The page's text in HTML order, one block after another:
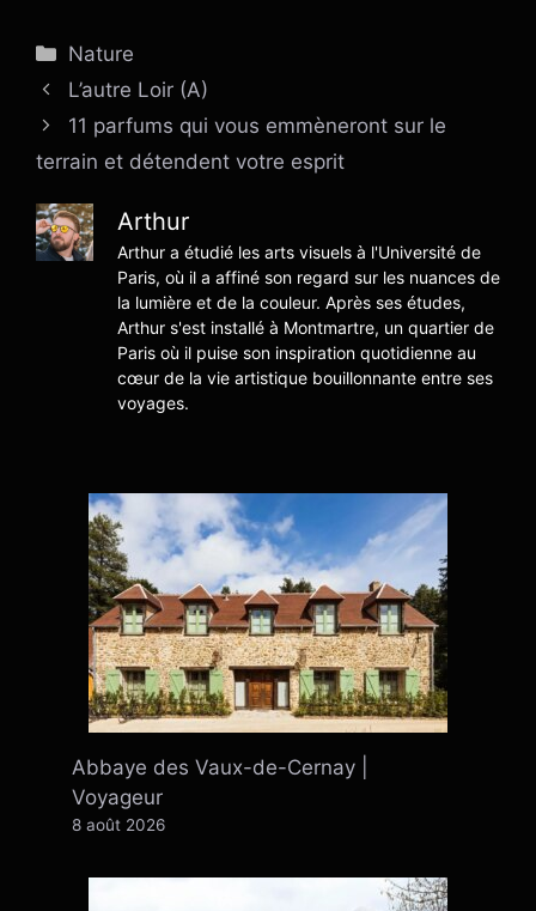
Catégories
Nature
L’autre Loir (A)
11 parfums qui vous emmèneront sur le
terrain et détendent votre esprit
Arthur
Arthur a étudié les arts visuels à l'Université de
Paris, où il a affiné son regard sur les nuances de
la lumière et de la couleur. Après ses études,
Arthur s'est installé à Montmartre, un quartier de
Paris où il puise son inspiration quotidienne au
cœur de la vie artistique bouillonnante entre ses
voyages.
Abbaye des Vaux-de-Cernay |
Voyageur
8 août 2026